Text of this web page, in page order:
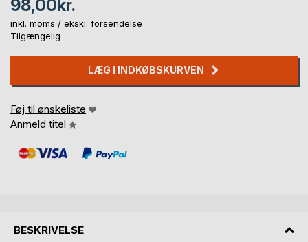
98,00kr.
inkl. moms / ekskl. forsendelse
Tilgængelig
LÆG I INDKØBSKURVEN
Føj til ønskeliste
Anmeld titel
BESKRIVELSE